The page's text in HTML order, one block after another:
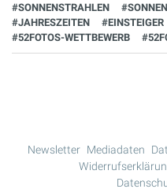
#SONNENSTRAHLEN
#JAHRESZEITEN
#EINSTEIGER
#52FOTOS-WETTBEWERB
Newsletter Mediadaten